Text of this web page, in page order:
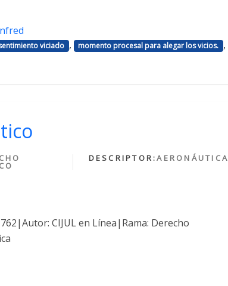
viciado , momento procesal para alegar los vicios. ,
DESCRIPTOR:AERONÁUTICA
CIJUL en Línea|Rama: Derecho